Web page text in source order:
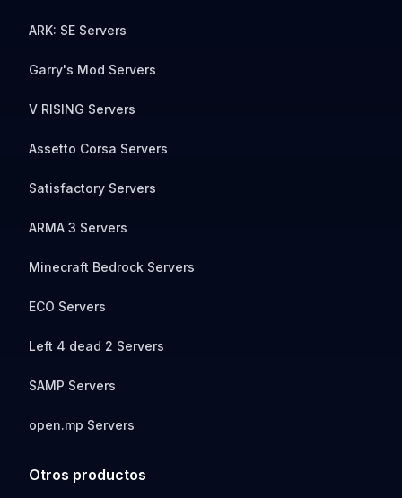
ARK: SE Servers
Garry's Mod Servers
V RISING Servers
Assetto Corsa Servers
Satisfactory Servers
ARMA 3 Servers
Minecraft Bedrock Servers
ECO Servers
Left 4 dead 2 Servers
SAMP Servers
open.mp Servers
Otros productos